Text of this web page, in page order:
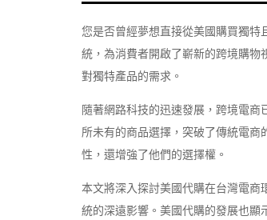
您是否曾經夢想直接從美國購買獨
統，為消費者開啟了嶄新的跨境購
對獨特產品的需求。
隨著網路科技的迅速發展，跨境電商
所未有的商品選擇，突破了傳統電
性，還增強了他們的選擇權。
本文將深入探討美國代購在台灣電
統的深遠影響。美國代購的發展也顯